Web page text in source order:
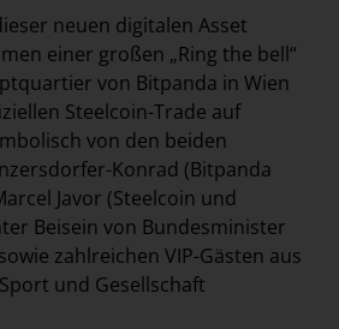
neuen digitalen Asset
einer großen „Ring the bell“
von Bitpanda in Wien
Steelcoin-Trade auf
von den beiden
Konrad (Bitpanda
Javor (Steelcoin und
Beisein von Bundesminister
zahlreichen VIP-Gästen aus
und Gesellschaft